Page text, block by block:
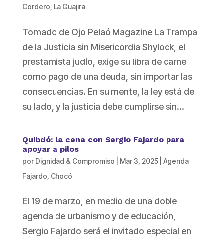
Cordero La Guajira
Tomado de Ojo Pelaó Magazine La Trampa
de la Justicia sin Misericordia Shylock, el
prestamista judío, exige su libra de carne
como pago de una deuda, sin importar las
consecuencias. En su mente, la ley está de
su lado, y la justicia debe cumplirse sin...
Quibdó: la cena con Sergio Fajardo para
apoyar a pilos
por Dignidad & Compromiso Mar 3, 2025| Agenda
Fajardo Chocó
El 19 de marzo, en medio de una doble
agenda de urbanismo y de educación,
Sergio Fajardo será el invitado especial en